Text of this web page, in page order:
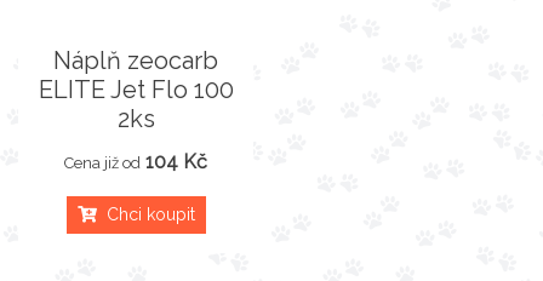
Náplň zeocarb
ELITE Jet Flo 100
2ks
Cena již od 104 Kč
Chci koupit